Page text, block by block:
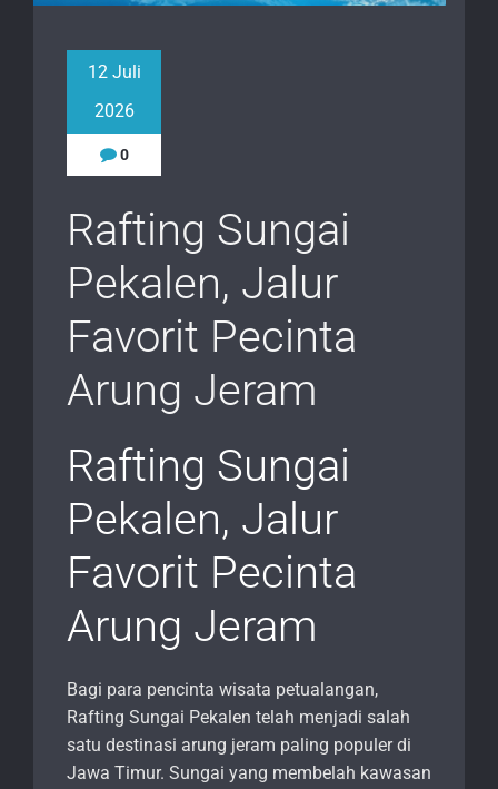
12 Juli
2026
0
Rafting Sungai
Pekalen, Jalur
Favorit Pecinta
Arung Jeram
Rafting Sungai
Pekalen, Jalur
Favorit Pecinta
Arung Jeram
Bagi para pencinta wisata petualangan,
Rafting Sungai Pekalen telah menjadi salah
satu destinasi arung jeram paling populer di
Jawa Timur. Sungai yang membelah kawasan